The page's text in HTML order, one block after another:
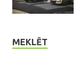
MEKLĒT